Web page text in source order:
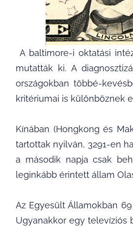
A baltimore-i oktatási
mutatták ki. A
országokban többé-
kritériumai is különböznek
Kínában (Hongkong és
tartottak nyilván, 3291-en
a második napja csak
leginkább érintett állam
Az Egyesült Államokban
Ugyanakkor egy televíziós